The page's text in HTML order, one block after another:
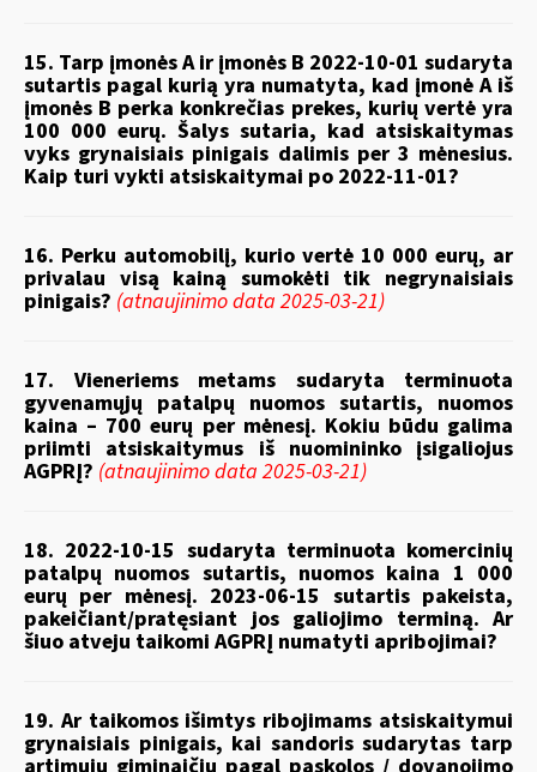
15. Tarp įmonės A ir įmonės B 2022-10-01 sudaryta
sutartis pagal kurią yra numatyta, kad įmonė A iš
įmonės B perka konkrečias prekes, kurių vertė yra
100 000 eurų. Šalys sutaria, kad atsiskaitymas
vyks grynaisiais pinigais dalimis per 3 mėnesius.
Kaip turi vykti atsiskaitymai po 2022-11-01?
16. Perku automobilį, kurio vertė 10 000 eurų, ar
privalau visą kainą sumokėti tik negrynaisiais
pinigais? (atnaujinimo data 2025-03-21)
17. Vieneriems metams sudaryta terminuota
gyvenamųjų patalpų nuomos sutartis, nuomos
kaina – 700 eurų per mėnesį. Kokiu būdu galima
priimti atsiskaitymus iš nuomininko įsigaliojus
AGPRĮ? (atnaujinimo data 2025-03-21)
18. 2022-10-15 sudaryta terminuota komercinių
patalpų nuomos sutartis, nuomos kaina 1 000
eurų per mėnesį. 2023-06-15 sutartis pakeista,
pakeičiant/pratęsiant jos galiojimo terminą. Ar
šiuo atveju taikomi AGPRĮ numatyti apribojimai?
19. Ar taikomos išimtys ribojimams atsiskaitymui
grynaisiais pinigais, kai sandoris sudarytas tarp